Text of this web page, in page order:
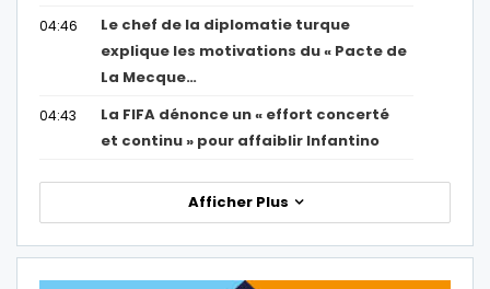
04:46
Le chef de la diplomatie turque
explique les motivations du « Pacte de
La Mecque…
04:43
La FIFA dénonce un « effort concerté
et continu » pour affaiblir Infantino
Afficher Plus